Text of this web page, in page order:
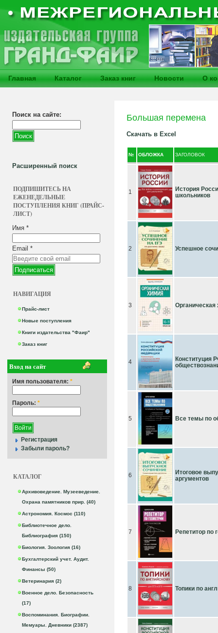
Главная Каталог Заказ книг Новости О
Поиск на сайте:
Расширенный поиск
ПОДПИШИТЕСЬ НА
ЕЖЕНЕДЕЛЬНЫЕ
ПОСТУПЛЕНИЯ КНИГ (ПРАЙС-
ЛИСТ)
Имя *
Email *
НАВИГАЦИЯ
Прайс-лист
Новые поступления
Книги издательства "Фаир"
Заказ книг
Вход на сайт
Имя пользователя: *
Пароль: *
Регистрация
Забыли пароль?
КАТАЛОГ
Архивоведение. Музееведение.
Охрана памятников прир. (40)
Астрономия. Космос (110)
Библиотечное дело.
Библиография (150)
Биология. Зоология (16)
Бухгалтерский учет. Аудит.
Финансы (50)
Ветеринария (2)
Военное дело. Безопасность
(17)
Воспоминания. Биографии.
Мемуары. Дневники (2387)
Большая перемена
Скачать в Excel
№ ОБЛОЖКА ЗАГОЛОВОК
1
История
школьников
2 Успешное
3 Органическая
4
Конституция
5 Все темы по
6
Итоговое
аргументов
7 Репетитор по
8 Топики по